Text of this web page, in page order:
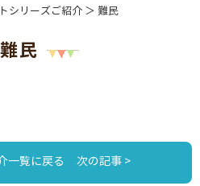
シリーズご紹介 ＞ 難民
難民
一覧に戻る 次の記事 >